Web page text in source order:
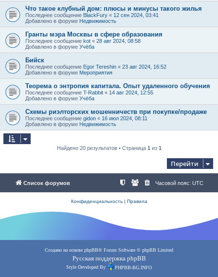
Что такое клубный дом: плюсы и минусы такого жилья
Последнее сообщение BlackFury « 12 сен 2024, 03:41
Добавлено в форуме Недвижимость
Гранты мэра Москвы в сфере образования
Последнее сообщение kot « 28 авг 2024, 08:58
Добавлено в форуме Учёба
Бийск
Последнее сообщение Egor Tereshin « 23 авг 2024, 16:52
Добавлено в форуме Мероприятия
Теорема о энтропия капитала. Опыт удаленного обучения
Последнее сообщение T-Rabbit « 14 авг 2024, 12:55
Добавлено в форуме Учёба
Схемы риэлторских мошенничеств при покупке/продаже
Последнее сообщение gidon « 16 июл 2024, 08:11
Добавлено в форуме Недвижимость
Найдено 20 результатов • Страница 1 из 1
Перейти
Список форумов Часовой пояс: UTC
Конфиденциальность| Правила
Создано на основе phpBB® Forum Software © phpBB Limited
Русская поддержка phpBB
Style Developed By PHPBB-BG.INFO